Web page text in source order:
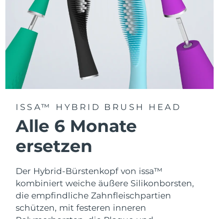
ISSA™ HYBRID BRUSH HEAD
Alle 6 Monate
ersetzen
Der Hybrid-Bürstenkopf von issa™
kombiniert weiche äußere Silikonborsten,
die empfindliche Zahnfleischpartien
schützen, mit festeren inneren